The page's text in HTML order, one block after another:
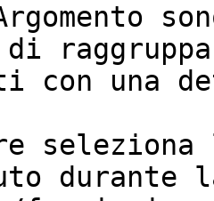
di
con una
seleziona